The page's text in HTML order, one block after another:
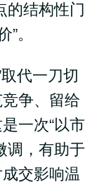
的结构性门
。
代一刀切
争、留给
一次“以市
调，有助于
交影响温